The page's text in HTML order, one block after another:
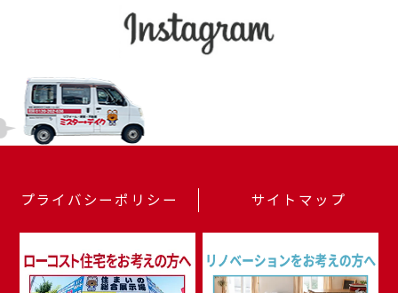
プライバシーポリシー サイトマップ